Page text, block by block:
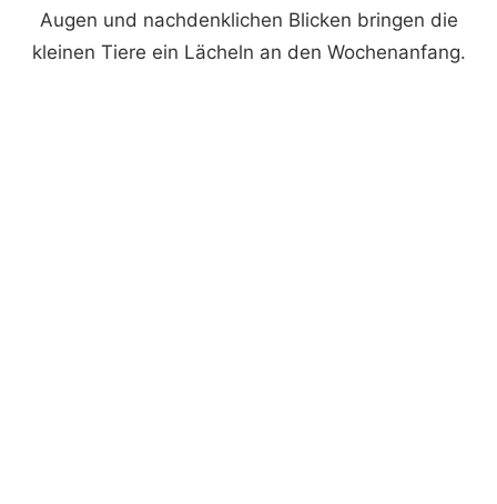
Augen und nachdenklichen Blicken bringen die
kleinen Tiere ein Lächeln an den Wochenanfang.